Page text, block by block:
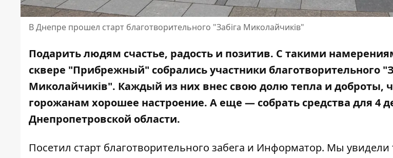
В Днепре прошел старт благотворительного "Забіга Миколайчиків"
Подарить людям счастье, радость и позитив. С такими
сквере "Прибрежный" собрались участники благотворительного
Миколайчиків". Каждый из них внес свою долю тепла и доброты,
горожанам хорошее настроение. А еще — собрать средства для 4
Днепропетровской области.
Посетил старт благотворительного забега и Информатор. Мы увидели